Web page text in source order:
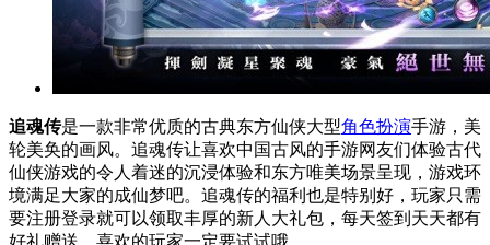
追魂传是一款非常优质的古典东方仙侠大型角色扮演手游，美
轮美奂的画风。追魂传让喜欢中国古风的手游网友们体验古代
仙侠游戏的令人着迷的沉浸体验和东方唯美场景呈现，游戏环
境满足大家的成仙梦吧。追魂传的福利也是特别好，玩家只需
要注册登录就可以领取丰厚的新人大礼包，每天签到天天都有